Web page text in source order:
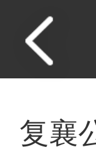
复襄